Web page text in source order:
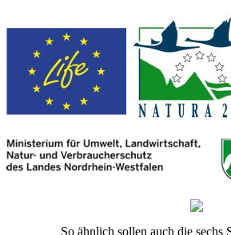
So ähnlich sollen auch die